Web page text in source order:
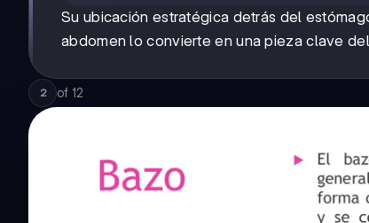
Su ubicación estratégica detrás del
abdomen lo convierte en una pieza clave
2 of 12